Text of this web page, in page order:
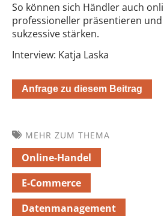
So können sich Händler auch
professioneller präsentieren
sukzessive stärken.
Interview: Katja Laska
Anfrage zu diesem Beitrag
MEHR ZUM THEMA
Online-Handel
E-Commerce
Datenmanagement